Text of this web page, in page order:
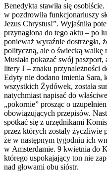
Benedykta stawiła się
w pozdrowiła funkcjonariuszy
Jezus Chrystus!”. Wyjaśniła
przynaglona do tego aktu – po
ponieważ wyraźnie dostrzegła,
polityczną, ale o świecką walkę
Musiała pokazać swój
litery J – znaku przynależności
Edyty nie dodano imienia Sara,
wszystkich Żydówek, została
natychmiast napisać do
„pokornie” prosząc o
obowiązujących przepisów.
spotkać się z urzędnikami
przez których zostały życzliwie
że w następnym tygodniu ich
w Amsterdamie. 9 kwietnia do
którego uspokajający ton nie
nad głowami obu sióstr.